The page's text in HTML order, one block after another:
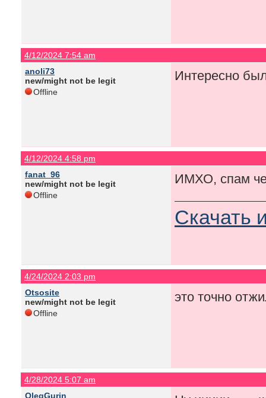
4/12/2024 7:54 am
anoli73
new/might not be legit
Offline
Интересно
4/12/2024 4:58 pm
fanat_96
new/might not be legit
Offline
ИМХО, спам
Скачать
4/24/2024 2:03 pm
Otsosite
new/might not be legit
Offline
это точно
4/28/2024 5:07 am
OlegGurin